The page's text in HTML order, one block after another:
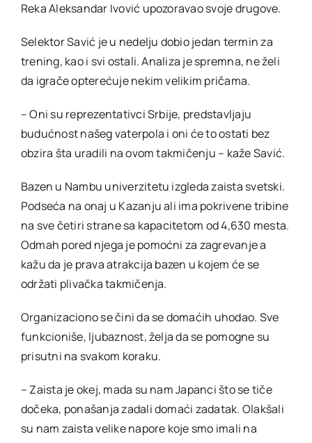
Reka Aleksandar Ivović upozoravao svoje drugove.
Selektor Savić je u nedelju dobio jedan termin za
trening, kao i svi ostali. Analiza je spremna, ne želi
da igrače opterećuje nekim velikim pričama.
– Oni su reprezentativci Srbije, predstavljaju
budućnost našeg vaterpola i oni će to ostati bez
obzira šta uradili na ovom takmičenju – kaže Savić.
Bazen u Nambu univerzitetu izgleda zaista svetski.
Podseća na onaj u Kazanju ali ima pokrivene tribine
na sve četiri strane sa kapacitetom od 4,630 mesta.
Odmah pored njega je pomoćni za zagrevanje a
kažu da je prava atrakcija bazen u kojem će se
održati plivačka takmičenja.
Organizaciono se čini da se domaćih uhodao. Sve
funkcioniše, ljubaznost, želja da se pomogne su
prisutni na svakom koraku.
– Zaista je okej, mada su nam Japanci što se tiče
dočeka, ponašanja zadali domaći zadatak. Olakšali
su nam zaista velike napore koje smo imali na